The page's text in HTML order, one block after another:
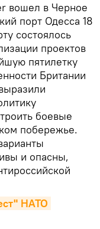
вошел в Черное
порт Одесса 18
состоялось
проектов
пятилетку
Британии
боевые
побережье.
и опасны,
НАТО